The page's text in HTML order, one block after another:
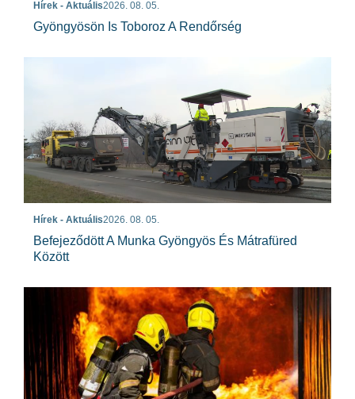
Hírek - Aktuális2026. 08. 05.
Gyöngyösön Is Toboroz A Rendőrség
Hírek - Aktuális2026. 08. 05.
Befejeződött A Munka Gyöngyös És Mátrafüred
Között